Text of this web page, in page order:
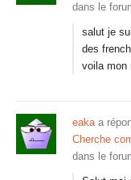
dans le
salut je
des
voila mon
eakaa
Cherche
dans le